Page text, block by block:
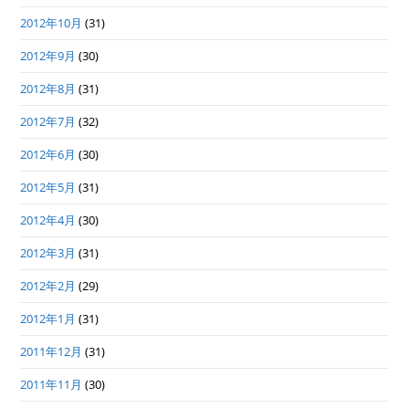
2012年10月 (31)
2012年9月 (30)
2012年8月 (31)
2012年7月 (32)
2012年6月 (30)
2012年5月 (31)
2012年4月 (30)
2012年3月 (31)
2012年2月 (29)
2012年1月 (31)
2011年12月 (31)
2011年11月 (30)